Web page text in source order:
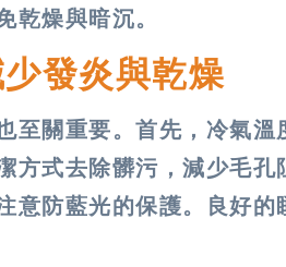
乾燥與暗沉。
發炎與乾燥
至關重要。首先，冷氣
方式去除髒污，減少毛
意防藍光的保護。良好